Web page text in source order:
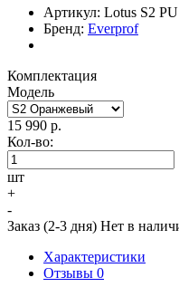
Артикул: Lotus S2
Бренд: Everprof
Комплектация
Модель
15 990 р.
Кол-во:
шт
+
-
Заказ (2-3 дня) Нет в
Характеристики
Отзывы 0